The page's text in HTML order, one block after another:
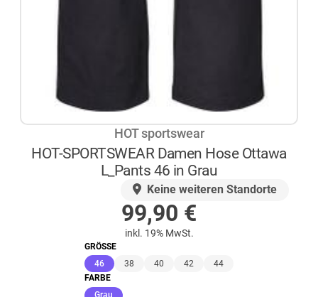
HOT sportswear
HOT-SPORTSWEAR Damen Hose Ottawa
L_Pants 46 in Grau
Keine weiteren Standorte
99,90 €
inkl. 19% MwSt.
GRÖSSE
46(ausgewählt)
38 40 42
44
FARBE
(ausgewählt)